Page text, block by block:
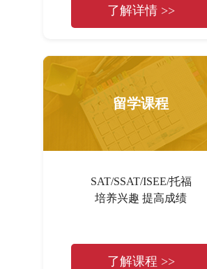
了解详情 >>
留学课程
SAT/SSAT/ISEE/托福
培养兴趣 提高成绩
了解课程 >>